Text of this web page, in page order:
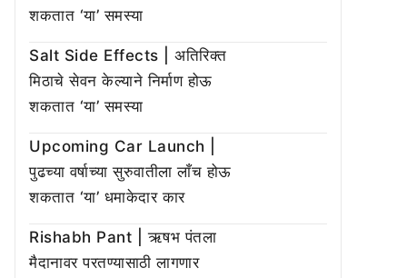
शकतात ‘या’ समस्या
Salt Side Effects | अतिरिक्त
मिठाचे सेवन केल्याने निर्माण होऊ
शकतात ‘या’ समस्या
Upcoming Car Launch |
पुढच्या वर्षाच्या सुरुवातीला लाँच होऊ
शकतात ‘या’ धमाकेदार कार
Rishabh Pant | ऋषभ पंतला
मैदानावर परतण्यासाठी लागणार